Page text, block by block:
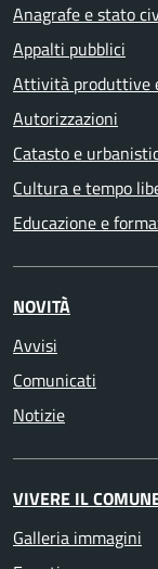
Anagrafe e stato
Appalti pubblici
Attività produttive
Autorizzazioni
Catasto e
Cultura e tempo
Educazione e
NOVITÀ
Avvisi
Comunicati
Notizie
VIVERE IL
Galleria immagini